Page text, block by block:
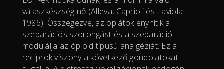
válaszkészség nő (Alleva, Caprioli és Laviola
1986). Összegezve, az ópiátok enyhítik a
szeparációs szorongást és a szeparáció
modulálja az ópioid típusú analgéziát. Ez a
reciprok viszony a következő gondolatokat